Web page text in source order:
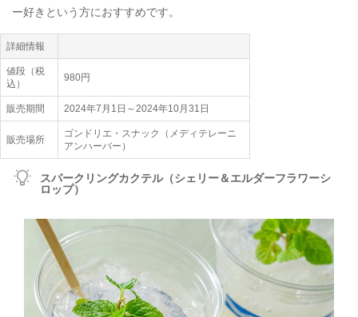
ー好きという方におすすめです。
詳細情報
値段（税
込）
980円
販売期間 2024年7月1日～2024年10月31日
販売場所
ゴンドリエ・スナック（メディテレーニ
アンハーバー）
スパークリングカクテル（シェリー＆エルダーフラワーシ
ロップ）